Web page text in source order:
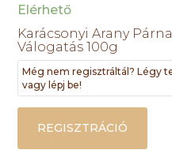
Elérhető
Karácsonyi Arany
Válogatás 100g
Még nem regisztráltál? Légy
vagy lépj be!
REGISZTRÁCIÓ